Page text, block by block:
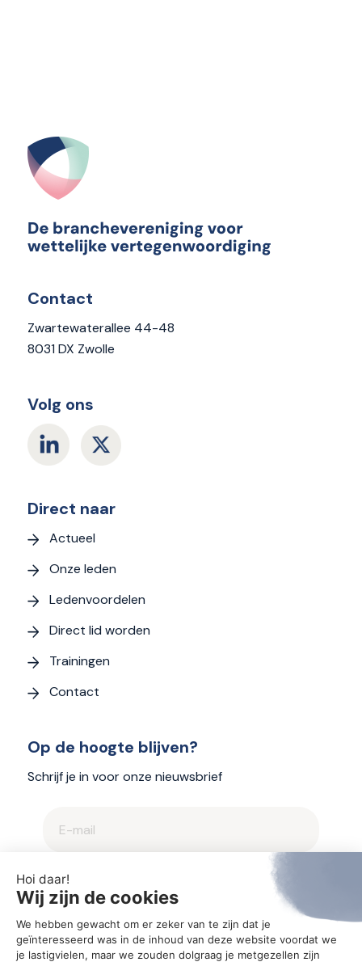
Contact
Zwartewaterallee 44-48
8031 DX Zwolle
Volg ons
Direct naar
Actueel
Onze leden
Ledenvoordelen
Direct lid worden
Trainingen
Contact
Op de hoogte blijven?
Schrijf je in voor onze nieuwsbrief